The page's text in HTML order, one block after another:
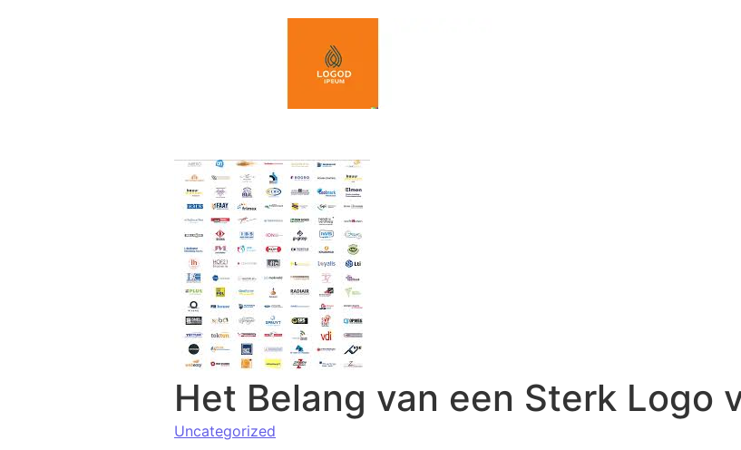
Het Belang van een Sterk Logo
Uncategorized